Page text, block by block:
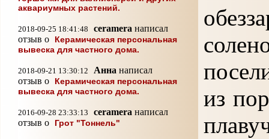
аквариумных растений.
2018-09-25 18:41:48 ceramera написал
отзыв о
Керамическая персональная
вывеска для частного дома.
2018-09-21 13:30:12 Анна написал
отзыв о
Керамическая персональная
вывеска для частного дома.
2016-09-28 23:33:13 ceramera написал
отзыв о
Грот "Тоннель"
из